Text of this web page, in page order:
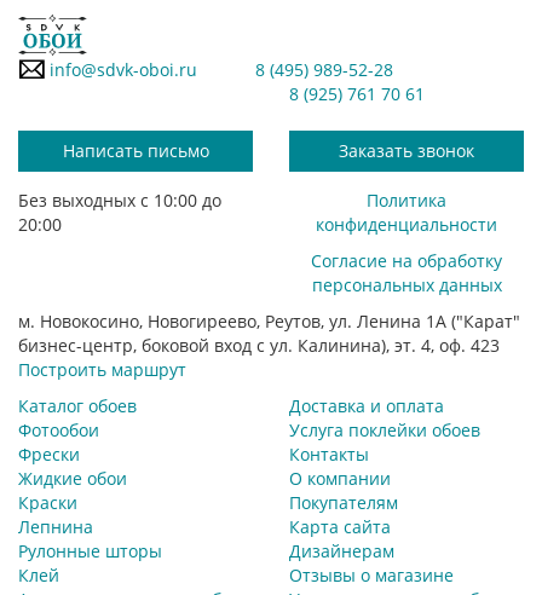
info@sdvk-oboi.ru
8 (495) 989-52-28
8 (925) 761 70 61
Написать письмо Заказать звонок
Без выходных с 10:00 до
20:00
Политика
конфиденциальности
Согласие на обработку
персональных данных
м. Новокосино, Новогиреево, Реутов, ул. Ленина 1А ("Карат"
бизнес-центр, боковой вход с ул. Калинина), эт. 4, оф. 423
Построить маршрут
Каталог обоев
Фотообои
Фрески
Жидкие обои
Краски
Лепнина
Рулонные шторы
Клей
Доставка и оплата
Услуга поклейки обоев
Контакты
О компании
Покупателям
Карта сайта
Дизайнерам
Отзывы о магазине